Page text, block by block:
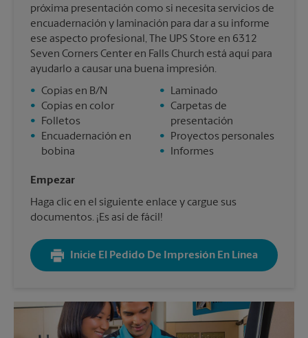
próxima presentación como si necesita servicios de
encuadernación y laminación para dar a su informe
ese aspecto profesional, The UPS Store en 6312
Seven Corners Center en Falls Church está aquí para
ayudarlo a causar una buena impresión.
• Copias en B/N
• Copias en color
•
Folletos
•
Encuadernación en
bobina
•
Laminado
• Carpetas de
presentación
•
Proyectos personales
•
Informes
Empezar
Haga clic en el siguiente enlace y cargue sus
documentos. ¡Es así de fácil!
Inicie El Pedido De Impresión En Línea